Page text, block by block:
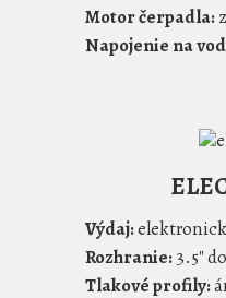
Motor čerpadla:
Napojenie na
Výdaj:
Rozhranie:3.5"
Tlakové profily: